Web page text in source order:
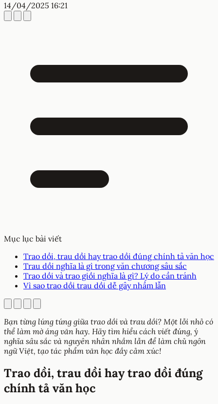
14/04/2025 16:21
Mục lục bài viết
Trao dồi, trau dồi hay trao dồi đúng chính tả văn học
Trau dồi nghĩa là gì trong văn chương sâu sắc
Trao dồi và trao giồi nghĩa là gì? Lý do cần tránh
Vì sao trao dồi trau dồi dễ gây nhầm lẫn
Bạn từng lúng túng giữa trao dồi và trau dồi? Một lỗi nhỏ có
thể làm mờ áng văn hay. Hãy tìm hiểu cách viết đúng, ý
nghĩa sâu sắc và nguyên nhân nhầm lẫn để làm chủ ngôn
ngữ Việt, tạo tác phẩm văn học đầy cảm xúc!
Trao dồi, trau dồi hay trao dồi đúng
chính tả văn học